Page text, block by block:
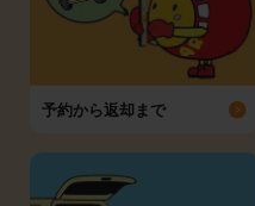
予約から返却まで